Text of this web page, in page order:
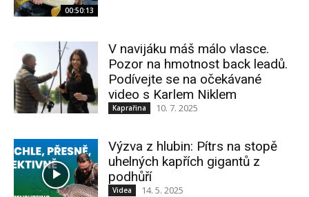
00:50:13
V navijáku máš málo vlasce.
Pozor na hmotnost back leadů.
Podívejte se na očekávané
video s Karlem Niklem
Kaprařina 10. 7. 2025
Výzva z hlubin: Pítrs na stopě
uhelných kapřích gigantů z
podhůří
Videa 14. 5. 2025